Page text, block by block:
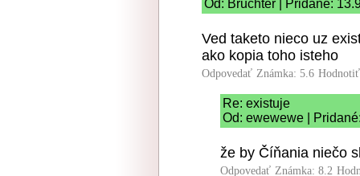
Od: Bruchter | Pridané:
Ved taketo nieco uz
ako kopia toho isteho
Odpovedať Známka: 5.6
Re: existuje
Od: ewewewe |
že by Číňania niečo
Odpovedať Známka: 8.2